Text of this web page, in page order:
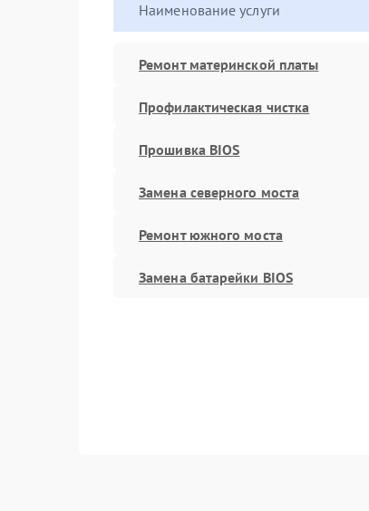
Наименование услуги
Ремонт материнской платы
Профилактическая чистка
Прошивка BIOS
Замена северного моста
Ремонт южного моста
Замена батарейки BIOS